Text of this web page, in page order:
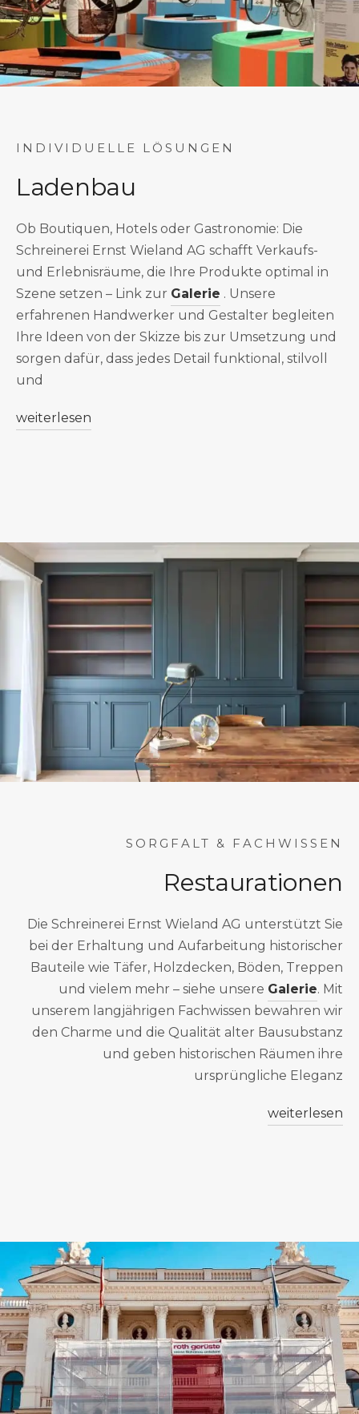
INDIVIDUELLE LÖSUNGEN
Ladenbau
Ob Boutiquen, Hotels oder Gastronomie: Die
Schreinerei Ernst Wieland AG schafft Verkaufs-
und Erlebnisräume, die Ihre Produkte optimal in
Szene setzen – Link zur Galerie . Unsere
erfahrenen Handwerker und Gestalter begleiten
Ihre Ideen von der Skizze bis zur Umsetzung und
sorgen dafür, dass jedes Detail funktional, stilvoll
und
weiterlesen
SORGFALT & FACHWISSEN
Restaurationen
Die Schreinerei Ernst Wieland AG unterstützt Sie
bei der Erhaltung und Aufarbeitung historischer
Bauteile wie Täfer, Holzdecken, Böden, Treppen
und vielem mehr – siehe unsere Galerie. Mit
unserem langjährigen Fachwissen bewahren wir
den Charme und die Qualität alter Bausubstanz
und geben historischen Räumen ihre
ursprüngliche Eleganz
weiterlesen